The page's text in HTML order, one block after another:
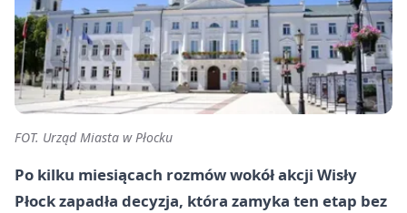
FOT. Urząd Miasta w Płocku
Po kilku miesiącach rozmów wokół akcji Wisły
Płock zapadła decyzja, która zamyka ten etap bez